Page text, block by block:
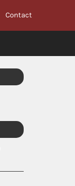
Contact